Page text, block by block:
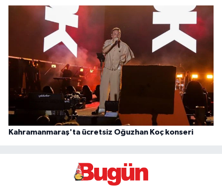
Kahramanmaraş'ta ücretsiz Oğuzhan Koç konseri